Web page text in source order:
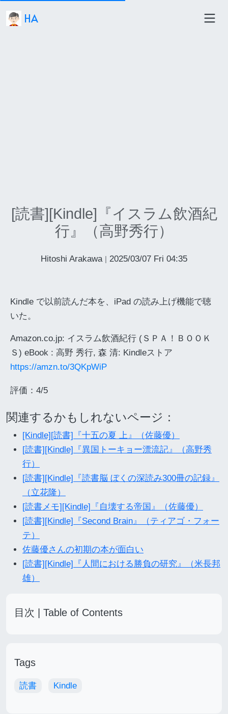
HA
[読書][Kindle]『イスラム飲酒紀
行』（高野秀行）
Hitoshi Arakawa 2025/03/07 Fri 04:35
Kindle で以前読んだ本を、iPad の読み上げ機能で聴
いた。
Amazon.co.jp: イスラム飲酒紀行 (ＳＰＡ！ＢＯＯＫ
Ｓ) eBook : 高野 秀行, 森 清: Kindleストア
https://amzn.to/3QKpWiP
評価：4/5
関連するかもしれないページ：
[Kindle][読書]『十五の夏 上』（佐藤優）
[読書][Kindle]『異国トーキョー漂流記』（高野秀
行）
[読書][Kindle]『読書脳 ぼくの深読み300冊の記録』
（立花隆）
[読書メモ][Kindle]『自壊する帝国』（佐藤優）
[読書][Kindle]『Second Brain』（ティアゴ・フォー
テ）
佐藤優さんの初期の本が面白い
[読書][Kindle]『人間における勝負の研究』（米長邦
雄）
目次 | Table of Contents
Tags
読書 Kindle